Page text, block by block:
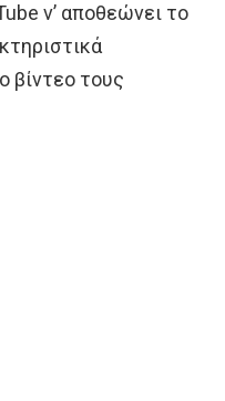
ν’ αποθεώνει το
βίντεο τους